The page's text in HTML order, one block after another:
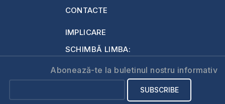
CONTACTE
IMPLICARE
SCHIMBĂ LIMBA:
Abonează-te la buletinul nostru informativ